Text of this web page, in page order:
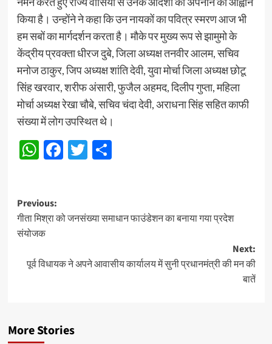
किया है। उन्होंने ने कहा कि उन नायकों का पवित्र स्मरण आज भी
हम सबों का मार्गदर्शन करता है। मौके पर मुख्य रूप से झामुमो के
केंद्रीय प्रवक्ता धीरज दुबे, जिला अध्यक्ष तनवीर आलम, सचिव
मनोज ठाकुर, जिप अध्यक्ष शांति देवी, युवा मोर्चा जिला अध्यक्ष छोटू
सिंह खरवार, शरीफ अंसारी, फुजैल अहमद, दिलीप गुप्ता, महिला
मोर्चा अध्यक्ष रेखा चौबे, सचिव चंदा देवी, अराधना सिंह सहित काफी
संख्या में लोग उपस्थित थे।
WhatsApp
Facebook
Twitter
Share
Post
navigation
Previous:
गीता मिश्रा को जनसंख्या समाधान फाउंडेशन का बनाया गया प्रदेश
संयोजक
Next:
पूर्व विधायक ने अपने आवासीय कार्यालय में सुनी प्रधानमंत्री की मन की
बातें
More Stories